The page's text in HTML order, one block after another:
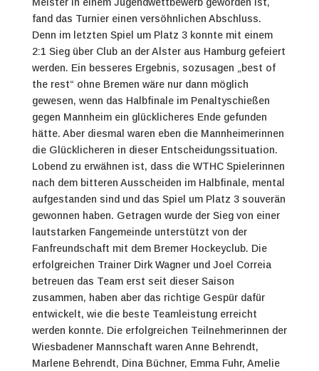
fand das Turnier einen versöhnlichen Abschluss.
Denn im letzten Spiel um Platz 3 konnte mit einem
2:1 Sieg über Club an der Alster aus Hamburg gefeiert
werden. Ein besseres Ergebnis, sozusagen „best of
the rest“ ohne Bremen wäre nur dann möglich
gewesen, wenn das Halbfinale im Penaltyschießen
gegen Mannheim ein glücklicheres Ende gefunden
hätte. Aber diesmal waren eben die Mannheimerinnen
die Glücklicheren in dieser Entscheidungssituation.
Lobend zu erwähnen ist, dass die WTHC Spielerinnen
nach dem bitteren Ausscheiden im Halbfinale, mental
aufgestanden sind und das Spiel um Platz 3 souverän
gewonnen haben. Getragen wurde der Sieg von einer
lautstarken Fangemeinde unterstützt von der
Fanfreundschaft mit dem Bremer Hockeyclub. Die
erfolgreichen Trainer Dirk Wagner und Joel Correia
betreuen das Team erst seit dieser Saison
zusammen, haben aber das richtige Gespür dafür
entwickelt, wie die beste Teamleistung erreicht
werden konnte. Die erfolgreichen Teilnehmerinnen der
Wiesbadener Mannschaft waren Anne Behrendt,
Marlene Behrendt, Dina Büchner, Emma Fuhr, Amelie